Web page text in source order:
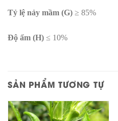
Tỷ lệ nảy mầm (G) ≥ 85%
Độ ẩm (H) ≤ 10%
SẢN PHẨM TƯƠNG TỰ